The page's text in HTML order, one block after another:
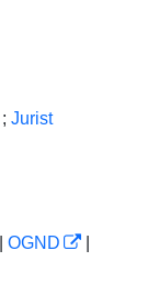
; Jurist
OGND